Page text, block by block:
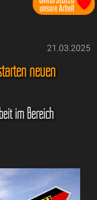
21.03.2025
neuen
im Bereich